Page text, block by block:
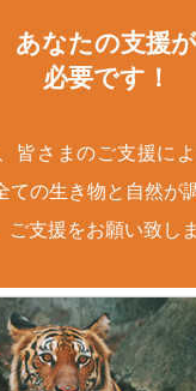
あなたの支援が
必要です！
皆さまのご支援に
ての生き物と自然が
ご支援をお願い致しま